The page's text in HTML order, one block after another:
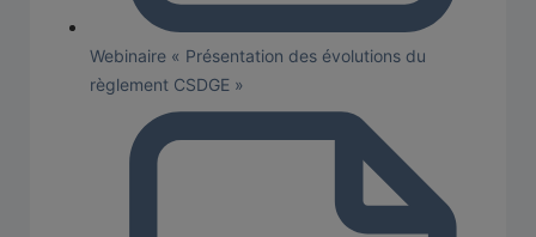
Webinaire « Présentation des évolutions du
règlement CSDGE »